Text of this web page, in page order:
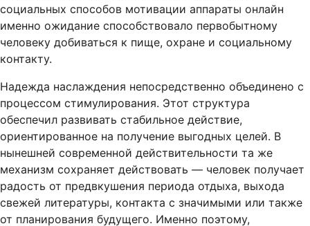
социальных способов мотивации аппараты онлайн
именно ожидание способствовало первобытному
человеку добиваться к пище, охране и социальному
контакту.
Надежда наслаждения непосредственно объединено с
процессом стимулирования. Этот структура
обеспечил развивать стабильное действие,
ориентированное на получение выгодных целей. В
нынешней современной действительности та же
механизм сохраняет действовать — человек получает
радость от предвкушения периода отдыха, выхода
свежей литературы, контакта с значимыми или также
от планирования будущего. Именно поэтому,